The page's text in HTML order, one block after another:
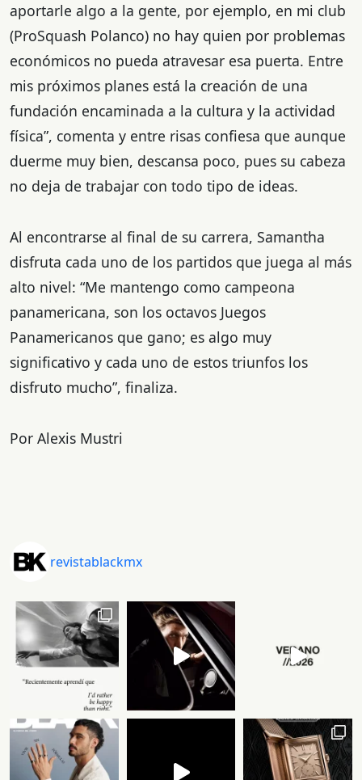
aportarle algo a la gente, por ejemplo, en mi club
(ProSquash Polanco) no hay quien por problemas
económicos no pueda atravesar esa puerta. Entre
mis próximos planes está la creación de una
fundación encaminada a la cultura y la actividad
física”, comenta y entre risas confiesa que aunque
duerme muy bien, descansa poco, pues su cabeza
no deja de trabajar con todo tipo de ideas.
Al encontrarse al final de su carrera, Samantha
disfruta cada uno de los partidos que juega al más
alto nivel: “Me mantengo como campeona
panamericana, son los octavos Juegos
Panamericanos que gano; es algo muy
significativo y cada uno de estos triunfos los
disfruto mucho”, finaliza.
Por Alexis Mustri
revistablackmx